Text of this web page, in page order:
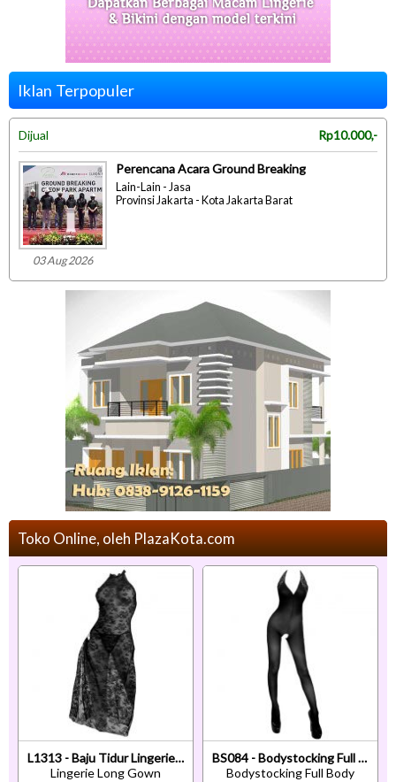
Iklan Terpopuler
Dijual Rp10.000,-
03 Aug 2026
Perencana Acara Ground Breaking
Lain-Lain - Jasa
Provinsi Jakarta - Kota Jakarta Barat
Toko Online, oleh PlazaKota.com
L1313 - Baju Tidur Lingerie Long Gown Gaun Panjang Maxi Dress Halter Hitam Transparan Belah Samping
Lingerie Long Gown
BS084 - Bodystocking Full Body Seamless Halterneck Hitam Transparan Crotchless
Bodystocking Full Body